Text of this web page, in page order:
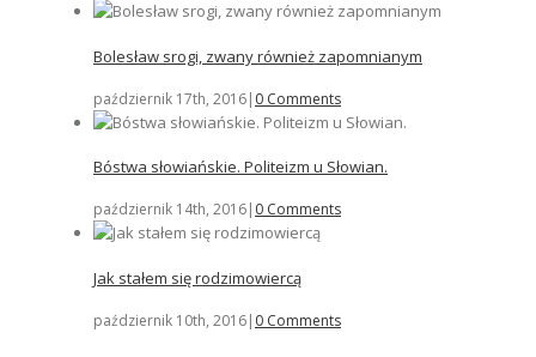
Bolesław srogi, zwany również zapomnianym
październik 17th, 2016| 0 Comments
Bóstwa słowiańskie. Politeizm u Słowian.
październik 14th, 2016 0 Comments
Jak stałem się rodzimowiercą
październik 10th, 2016| 0 Comments